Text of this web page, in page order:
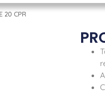
20 CPR